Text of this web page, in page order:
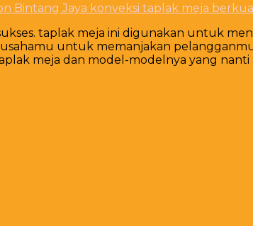
Bintang Jaya konveksi taplak meja
taplak meja ini digunakan untuk
untuk memanjakan
meja dan model-modelnya yang nanti